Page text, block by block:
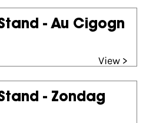
- Au Cigogn
View >
- Zondag